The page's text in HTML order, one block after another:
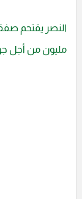
مليون من أجل